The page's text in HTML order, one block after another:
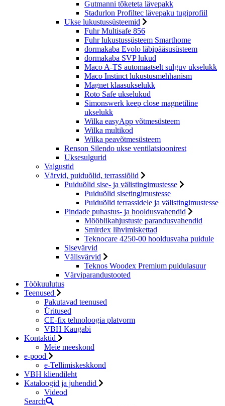
Gutmanni tõketeta lävepakk
Stadurlon Profiltec lävepaku tugiprofiil
Ukse lukustussüsteemid
Fuhr Multisafe 856
Fuhr lukustussüsteem Smarthome
dormakaba Evolo läbipääsusüsteem
dormakaba SVP lukud
Maco A-TS automaatselt sulguv ukselukk
Maco Instinct lukustusmehhanism
Magnet klaasukselukk
Roto Safe ukselukud
Simonswerk keep close magnetiline
ukselukk
Wilka easyApp võtmesüsteem
Wilka multikod
Wilka peavõtmesüsteem
Renson Silendo ukse ventilatsioonirest
Uksesulgurid
Valgustid
Värvid, puiduõlid, terrassiõlid
Puiduõlid sise- ja välistingimustesse
Puiduõlid sisetingimustesse
Puiduõlid terrassidele ja välistingimustesse
Pindade puhastus- ja hooldusvahendid
Mööblikahjustuste parandusvahendid
Smirdex lihvimiskettad
Teknocare 4250-00 hooldusvaha puidule
Sisevärvid
Välisvärvid
Teknos Woodex Premium puidulasuur
Värviparandustooted
Töökuulutus
Teenused
Pakutavad teenused
Üritused
CE-fix tehnoloogia platvorm
VBH Kaugabi
Kontaktid
Meie meeskond
e-pood
e-Tellimiskeskkond
VBH kliendileht
Kataloogid ja juhendid
Videod
Search